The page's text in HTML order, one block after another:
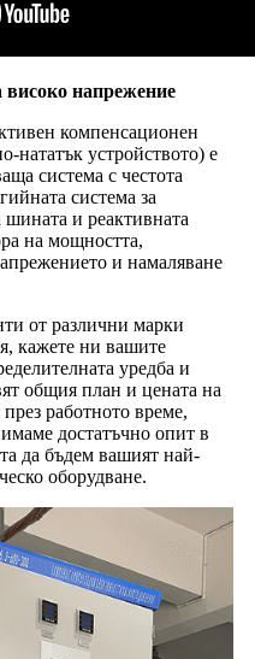
високо напрежение
компенсационен
нататък устройството) е
система с честота
система за
и реактивната
на мощността,
и намаляване
от различни марки
кажете ни вашите
уредба и
общия план и цената на
работното време,
достатъчно опит в
да бъдем вашият най-
оборудване.